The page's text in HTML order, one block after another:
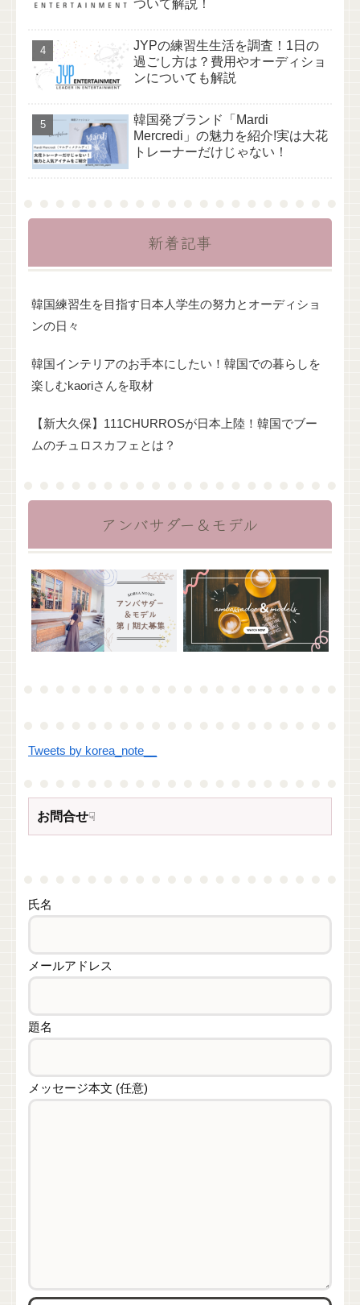
ついて解説！
JYPの練習生生活を調査！1日の
過ごし方は？費用やオーディショ
ンについても解説
韓国発ブランド「Mardi
Mercredi」の魅力を紹介!実は大花
トレーナーだけじゃない！
新着記事
韓国練習生を目指す日本人学生の努力とオーディショ
ンの日々
韓国インテリアのお手本にしたい！韓国での暮らしを
楽しむkaoriさんを取材
【新大久保】111CHURROSが日本上陸！韓国でブー
ムのチュロスカフェとは？
アンバサダー＆モデル
Tweets by korea_note__
お問合せ☟
氏名
メールアドレス
題名
メッセージ本文 (任意)